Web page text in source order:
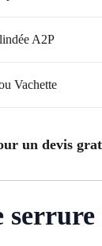
A2P
Vachette
un devis